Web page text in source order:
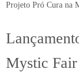
Projeto Pró Cura na
Mystic